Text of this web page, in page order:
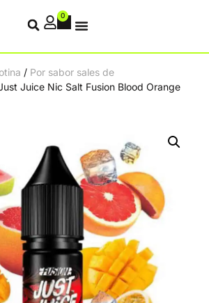
0
/ Por sabor sales de
Juice Nic Salt Fusion Blood Orange